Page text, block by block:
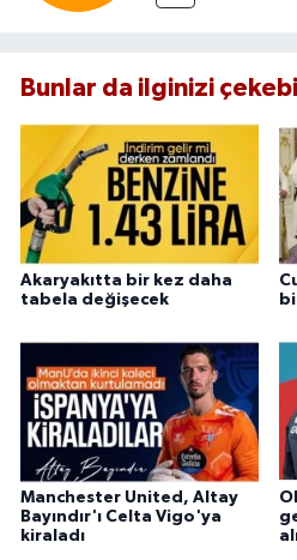
Bunlar da ilginizi
Akaryakıtta bir kez daha
tabela değişecek
Manchester United, Altay
Bayındır'ı Celta Vigo'ya
kiraladı